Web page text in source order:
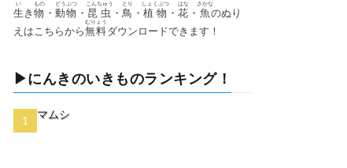
生
い
き物
もの
・ 動物
どうぶつ
・ 昆虫
こんちゅう
・ 鳥
とり
・ 植物
しょくぶつ
・ 花
はな
・ 魚
さかな
のぬり
えはこちらから無料
むりょう
ダウンロードできます！
▶にんきのいきものランキング！